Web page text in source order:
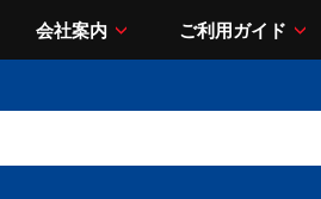
会社案内 ご利用ガイド